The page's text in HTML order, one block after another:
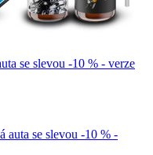
se slevou -10 % - verze